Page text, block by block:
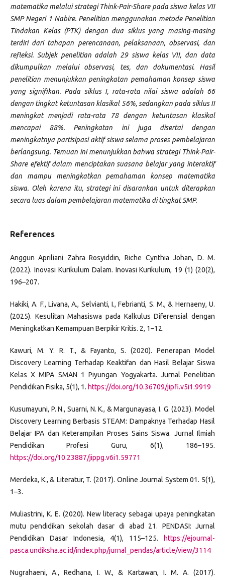
matematika melalui strategi Think-Pair-Share pada siswa kelas VII
SMP Negeri 1 Nabire. Penelitian menggunakan metode Penelitian
Tindakan Kelas (PTK) dengan dua siklus yang masing-masing
terdiri dari tahapan perencanaan, pelaksanaan, observasi, dan
refleksi. Subjek penelitian adalah 29 siswa kelas VII, dan data
dikumpulkan melalui observasi, tes, dan dokumentasi. Hasil
penelitian menunjukkan peningkatan pemahaman konsep siswa
yang signifikan. Pada siklus I, rata-rata nilai siswa adalah 66
dengan tingkat ketuntasan klasikal 56%, sedangkan pada siklus II
meningkat menjadi rata-rata 78 dengan ketuntasan klasikal
mencapai 88%. Peningkatan ini juga disertai dengan
meningkatnya partisipasi aktif siswa selama proses pembelajaran
berlangsung. Temuan ini menunjukkan bahwa strategi Think-Pair-
Share efektif dalam menciptakan suasana belajar yang interaktif
dan mampu meningkatkan pemahaman konsep matematika
siswa. Oleh karena itu, strategi ini disarankan untuk diterapkan
secara luas dalam pembelajaran matematika di tingkat SMP.
References
Anggun Apriliani Zahra Rosyiddin, Riche Cynthia Johan, D. M.
(2022). Inovasi Kurikulum Dalam. Inovasi Kurikulum, 19 (1) (20(2),
196–207.
Hakiki, A. F., Livana, A., Selvianti, I., Febrianti, S. M., & Hernaeny, U.
(2025). Kesulitan Mahasiswa pada Kalkulus Diferensial dengan
Meningkatkan Kemampuan Berpikir Kritis. 2, 1–12.
Kawuri, M. Y. R. T., & Fayanto, S. (2020). Penerapan Model
Discovery Learning Terhadap Keaktifan dan Hasil Belajar Siswa
Kelas X MIPA SMAN 1 Piyungan Yogyakarta. Jurnal Penelitian
Pendidikan Fisika, 5(1), 1. https://doi.org/10.36709/jipfi.v5i1.9919
Kusumayuni, P. N., Suarni, N. K., & Margunayasa, I. G. (2023). Model
Discovery Learning Berbasis STEAM: Dampaknya Terhadap Hasil
Belajar IPA dan Keterampilan Proses Sains Siswa. Jurnal Ilmiah
Pendidikan Profesi Guru, 6(1), 186–195.
https://doi.org/10.23887/jippg.v6i1.59771
Merdeka, K., & Literatur, T. (2017). Online Journal System 01. 5(1),
1–3.
Muliastrini, K. E. (2020). New literacy sebagai upaya peningkatan
mutu pendidikan sekolah dasar di abad 21. PENDASI: Jurnal
Pendidikan Dasar Indonesia, 4(1), 115–125.
https://ejournal-
pasca.undiksha.ac.id/index.php/jurnal_pendas/article/view/3114
Nugrahaeni, A., Redhana, I. W., & Kartawan, I. M. A. (2017).